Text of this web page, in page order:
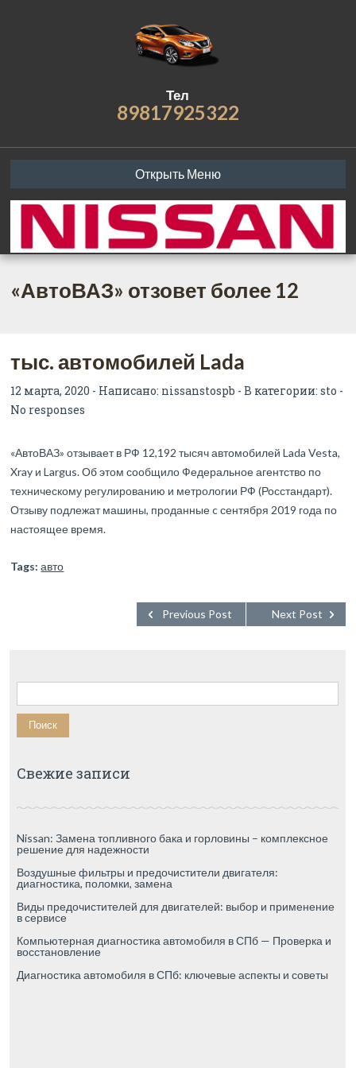
Тел
89817925322
Открыть Меню
«АвтоВАЗ» отзовет более 12
тыс. автомобилей Lada
12 марта, 2020 - Написано: nissanstospb - В категории:sto -
No responses
«АвтоВАЗ» отзывает в РФ 12,192 тысяч автомобилей Lada Vesta,
Xray и Largus. Об этом сообщило Федеральное агентство по
техническому регулированию и метрологии РФ (Росстандарт).
Отзыву подлежат машины, проданные c сентября 2019 года по
настоящее время.
Tags: авто
Next Post
Previous Post
Найти:
Свежие записи
Nissan: Замена топливного бака и горловины – комплексное
решение для надежности
Воздушные фильтры и предочистители двигателя:
диагностика, поломки, замена
Виды предочистителей для двигателей: выбор и применение
в сервисе
Компьютерная диагностика автомобиля в СПб — Проверка и
восстановление
Диагностика автомобиля в СПб: ключевые аспекты и советы